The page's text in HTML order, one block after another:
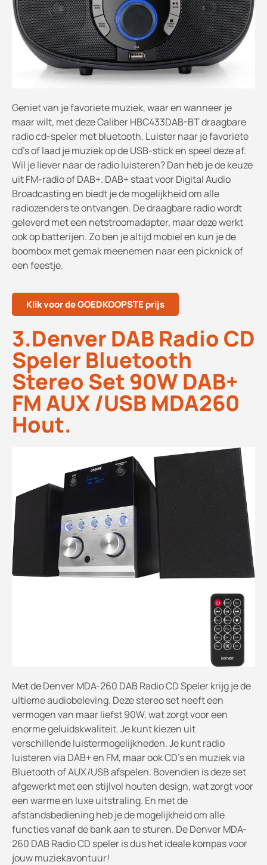
Geniet van je favoriete muziek, waar en wanneer je
maar wilt, met deze Caliber HBC433DAB-BT draagbare
radio cd-speler met bluetooth. Luister naar je favoriete
cd’s of laad je muziek op de USB-stick en speel deze af.
Wil je liever naar de radio luisteren? Dan heb je de keuze
uit FM-radio of DAB+. DAB+ staat voor Digital Audio
Broadcasting en biedt je de mogelijkheid om alle
radiozenders te ontvangen. De draagbare radio wordt
geleverd met een netstroomadapter, maar deze werkt
ook op batterijen. Zo ben je altijd mobiel en kun je de
boombox met gemak meenemen naar een picknick of
een feestje.
Klik voor de GOEDKOOPSTE prijs
3.Denver DAB Radio CD
Speler Bluetooth
Stereo Set 90W DAB+
FM AUX /USB MDA260
Hout.
Met de Denver MDA-260 DAB Radio CD Speler krijg je de
ultieme audiobeleving. Deze stereo set heeft een
vermogen van maar liefst 90W, wat zorgt voor een
enorme geluidskwaliteit. Je kunt kiezen uit
verschillende luistermogelijkheden. Je kunt radio
luisteren via DAB+ en FM, maar ook CD's en muziek via
Bluetooth of AUX/USB afspelen. Bovendien is deze set
afgewerkt met een stijlvol houten design, wat zorgt voor
een warme en luxe uitstraling. En met de
afstandsbediening heb je de mogelijkheid om alle
functies vanaf de bank aan te sturen. De Denver MDA-
260 DAB Radio CD speler is dus het ideale kompas voor
jouw muziekavontuur!